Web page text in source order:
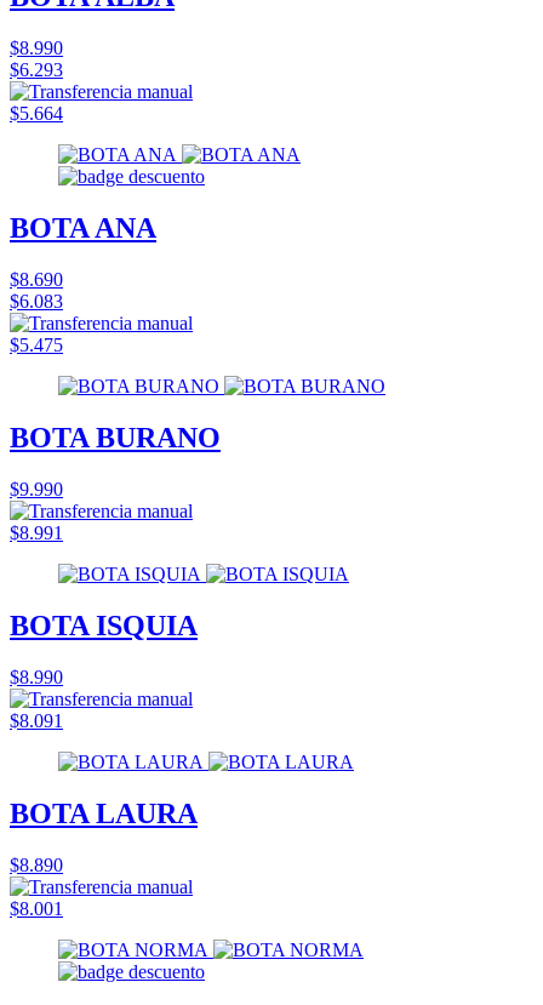
$8.990
$6.293
$5.664
BOTA ANA
$8.690
$6.083
$5.475
BOTA BURANO
$9.990
$8.991
BOTA ISQUIA
$8.990
$8.091
BOTA LAURA
$8.890
$8.001